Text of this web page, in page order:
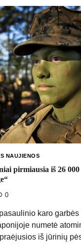
NAUJIENOS
pirmiausia iš 26 000
0
karo garbės
numetė
iš jūrinių